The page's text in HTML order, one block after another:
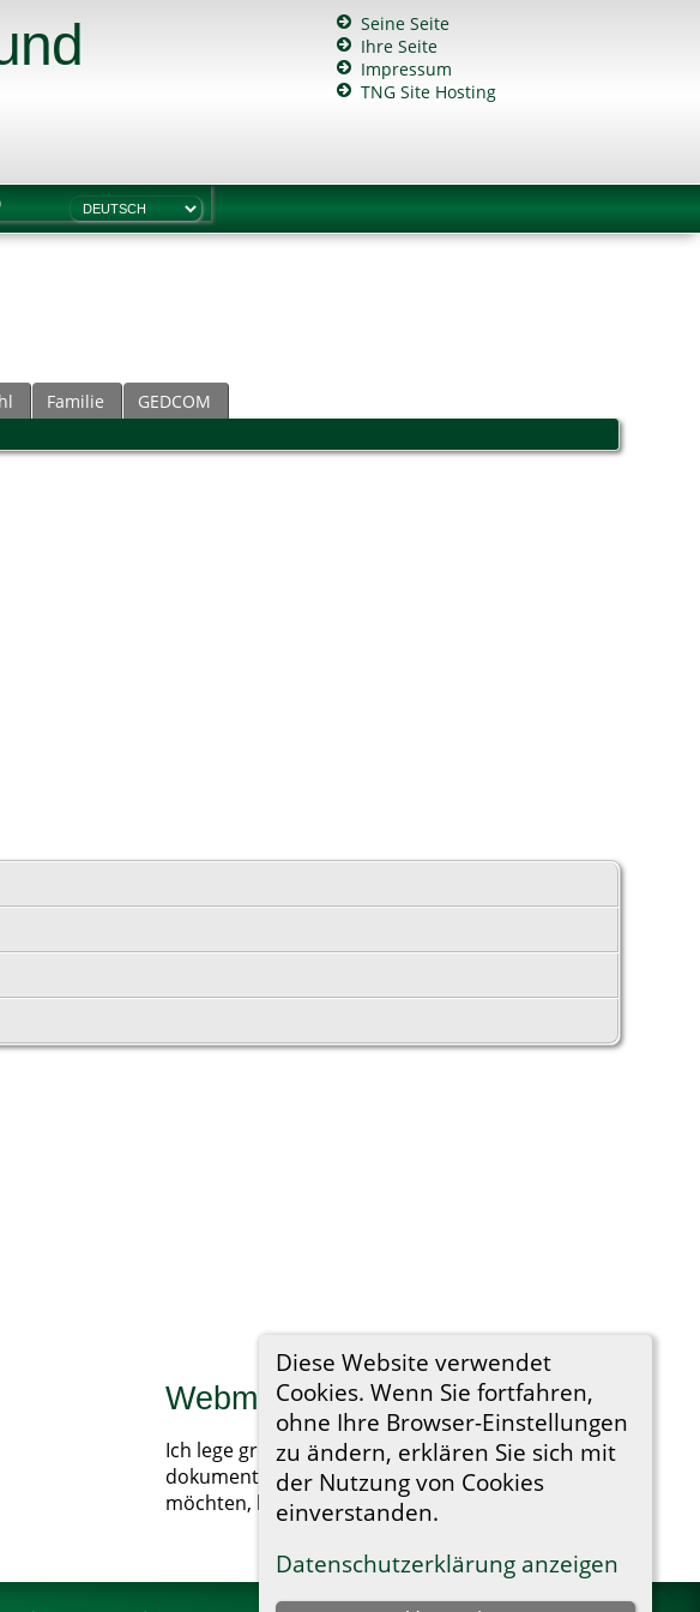
Seine Seite
Ihre Seite
Impressum
TNG Site Hosting
Diese Website verwendet
Cookies. Wenn Sie fortfahren,
ohne Ihre Browser-Einstellungen
zu ändern, erklären Sie sich mit
der Nutzung von Cookies
einverstanden.
Datenschutzerklärung anzeigen
Familie GEDCOM
Webmaster - Nachricht
Ich lege größten Wert darauf, meine Forschung zu
dokumentieren. Wenn Sie etwas hinzufügen
möchten, kontaktieren Sie mich bitte.